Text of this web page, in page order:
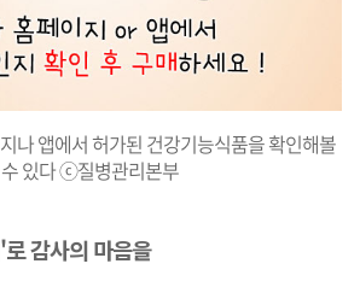
나 앱에서 허가된 건강기능식품을 확인해볼
수 있다 ⓒ질병관리본부
감사의 마음을